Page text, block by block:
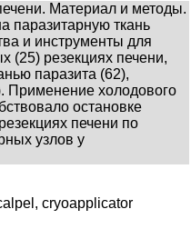
Материал и методы.
паразитарную ткань
и инструменты для
(25) резекциях печени,
паразита (62),
Применение холодового
остановке
печени по
узлов у
cryoapplicator